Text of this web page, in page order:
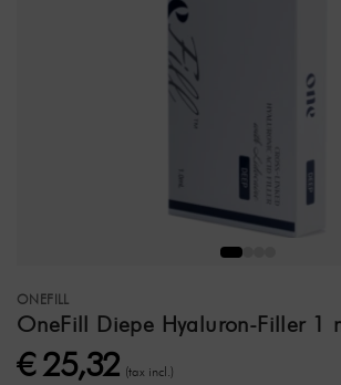
ONEFILL
OneFill Diepe Hyaluron-Filler 1
€ 25,32 (tax incl.)